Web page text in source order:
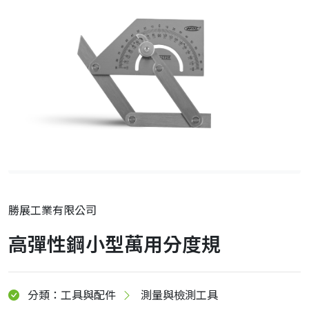
勝展工業有限公司
高彈性鋼小型萬用分度規
分類：工具與配件 測量與檢測工具